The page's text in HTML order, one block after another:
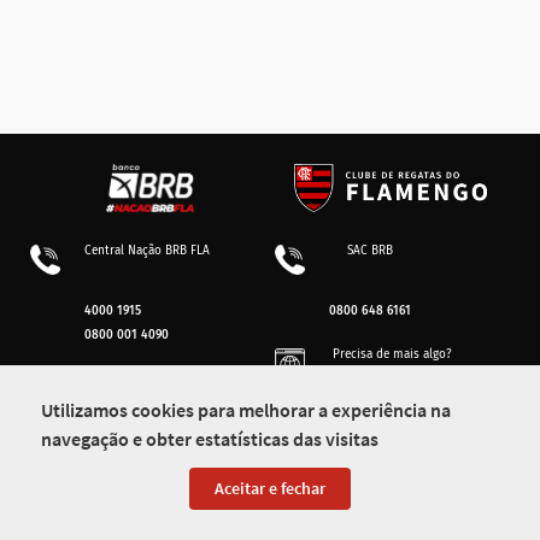
Utilizamos cookies para melhorar a experiência na
navegação e obter estatísticas das visitas
Aceitar e fechar
Central Nação BRB FLA
4000 1915
0800 001 4090
SAC BRB
0800 648 6161
Precisa de mais algo?
nacaobrbfla.brb.com.br
Perguntas frequentes